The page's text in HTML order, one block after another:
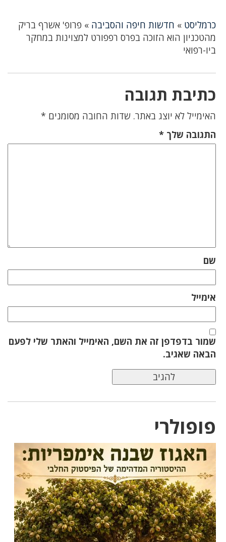
כרמליסט » חדשות חיפה והסביבה » פרופ' אשרף בריק
מהטכניון הוא הזוכה בפרס רפפורט למצוינות במחקר
ביו-רפואי
כתיבת תגובה
האימייל לא יוצג באתר. שדות החובה מסומנים *
התגובה שלך *
שם
אימייל
שמור בדפדפן זה את השם, האימייל והאתר שלי לפעם
הבאה שאגיב.
פופולרי